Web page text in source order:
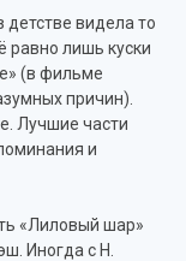
видела то
равно лишь куски
(в фильме
причин).
Лучшие части
и
«Лиловый шар»
Иногда с Н.